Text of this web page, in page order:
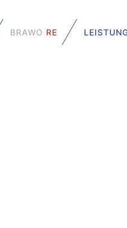
BRAWO RE